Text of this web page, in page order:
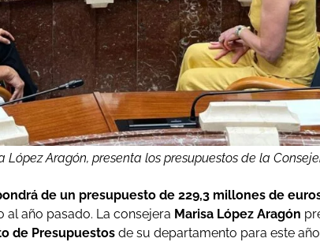
Aragón, presenta los presupuestos de la
de un presupuesto de 229,3 millones de
al año pasado. La consejera Marisa López Aragón
de Presupuestos de su departamento para este